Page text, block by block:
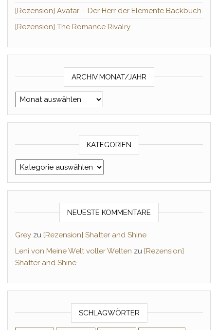
[Rezension] Avatar – Der Herr der Elemente Backbuch
[Rezension] The Romance Rivalry
ARCHIV MONAT/JAHR
Archiv Monat/Jahr
KATEGORIEN
Kategorien
NEUESTE KOMMENTARE
Grey zu [Rezension] Shatter and Shine
Leni von Meine Welt voller Welten zu [Rezension]
Shatter and Shine
SCHLAGWÖRTER